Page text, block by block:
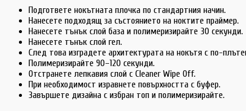
Подгответе нокътната плочка по стандартния начин.
Нанесете подходящ за състоянието на ноктите праймер.
Нанесете тънък слой база и полимеризирайте 30 секунди.
Нанесете тънък слой гел.
След това изградете архитектурата на нокътя с по-
Полимеризирайте 90–120 секунди.
Отстранете лепкавия слой с Cleaner Wipe Off.
При необходимост изравнете повърхността с буфер.
Завършете дизайна с избран топ и полимеризирайте.